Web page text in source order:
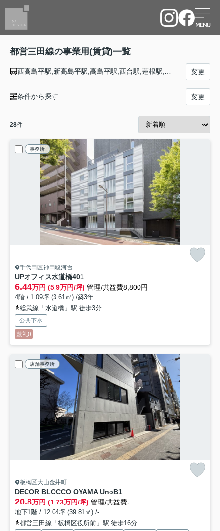
都営三田線の事業用(賃貸)一覧
変更
条件から探す 変更
28件
事務所
千代田区神田駿河台
UPオフィス水道橋401
6.44万円 (5.9万円/坪) 管理/共益費8,800円
4階 / 1.09坪 (3.61㎡) /築3年
総武線「水道橋」駅 徒歩3分
公共下水
敷礼0
店舗事務所
板橋区大山金井町
DECOR BLOCCO OYAMA UnoB1
20.8万円 (1.73万円/坪) 管理/共益費-
地下1階 / 12.04坪 (39.81㎡) /-
都営三田線「板橋区役所前」駅 徒歩16分